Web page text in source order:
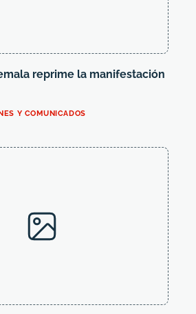
reprime la manifestación
Y COMUNICADOS